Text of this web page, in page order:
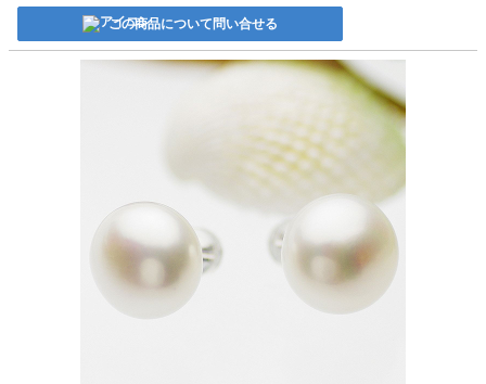
この商品について問い合せる